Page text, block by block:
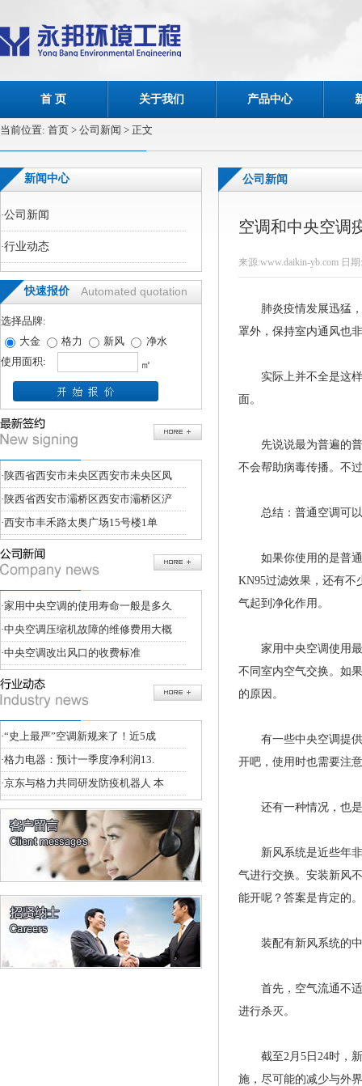
首 页 关于我们 产品中心
当前位置: 首页 > 公司新闻 > 正文
新闻中心
·公司新闻
·行业动态
快速报价 Automated quotation
选择品牌:
大金
格力 新风
净水
使用面积:
㎡
·陕西省西安市未央区西安市未央区凤
·陕西省西安市灞桥区西安市灞桥区浐
·西安市丰禾路太奥广场15号楼1单
·家用中央空调的使用寿命一般是多久
·中央空调压缩机故障的维修费用大概
·中央空调改出风口的收费标准
·“史上最严”空调新规来了！近5成
·格力电器：预计一季度净利润13.
·京东与格力共同研发防疫机器人 本
公司新闻
空调和中央空调
来源:www.daikin-yb.com 日期
肺炎疫情发展迅猛，
罩外，保持室内通风也
实际上并不全是这样
面。
先说说最为普遍的普
不会帮助病毒传播。不
总结：普通空调可以
如果你使用的是普通
KN95过滤效果，还有不
气起到净化作用。
家用中央空调使用最
不同室内空气交换。如
的原因。
有一些中央空调提供
开吧，使用时也需要注
还有一种情况，也是
新风系统是近些年非
气进行交换。安装新风
能开呢？答案是肯定的。
装配有新风系统的中
首先，空气流通不适
进行杀灭。
截至2月5日24时，新
施，尽可能的减少与外